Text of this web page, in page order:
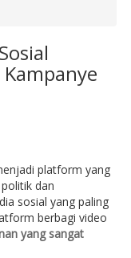
platform yang
dan
sosial yang paling
berbagi video
yang sangat